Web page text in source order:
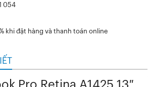
054
khi đặt hàng và thanh toán online
Pro Retina A1425 13″